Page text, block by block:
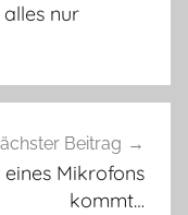
nur
Beitrag
Mikrofons
kommt…